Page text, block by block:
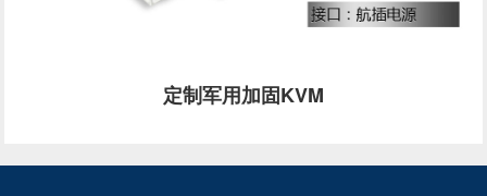
定制军用加固KVM